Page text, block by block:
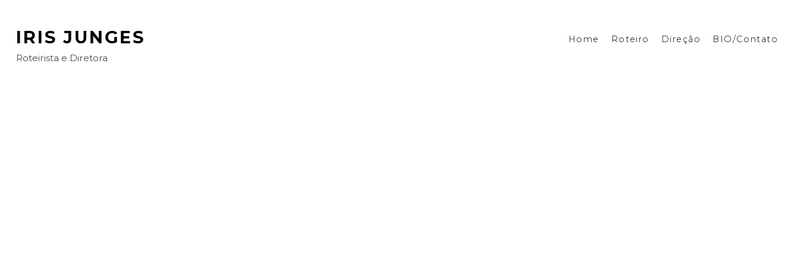
IRIS JUNGES
Roteirista e Diretora
Home Roteiro Direção BIO/Contato